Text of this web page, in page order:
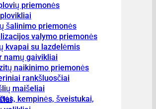
priemonės
šalinimo priemonės
valymo priemonės
kvapai su lazdelėmis
namų gaivikliai
naikinimo priemonės
rankšluosčiai
maišeliai
šepečiai